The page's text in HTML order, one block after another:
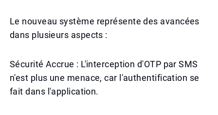
Le nouveau système représente des avancées
dans plusieurs aspects :
Sécurité Accrue : L'interception d'OTP par SMS
n'est plus une menace, car l'authentification se
fait dans l'application.